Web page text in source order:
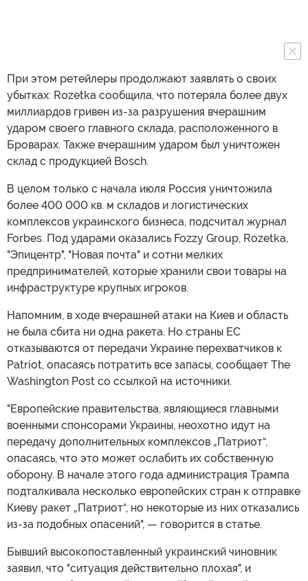
При этом ретейлеры продолжают заявлять о своих
убытках: Rozetka сообщила, что потеряла более двух
миллиардов гривен из-за разрушения вчерашним
ударом своего главного склада, расположенного в
Броварах. Также вчерашним ударом был уничтожен
склад с продукцией Bosch.
В целом только с начала июля Россия уничтожила
более 400 000 кв. м складов и логистических
комплексов украинского бизнеса, подсчитал журнал
Forbes. Под ударами оказались Fozzy Group, Rozetka,
"Эпицентр", "Новая почта" и сотни мелких
предпринимателей, которые хранили свои товары на
инфраструктуре крупных игроков.
Напомним, в ходе вчерашней атаки на Киев и область
не была сбита ни одна ракета. Но страны ЕС
отказываются от передачи Украине перехватчиков к
Patriot, опасаясь потратить все запасы, сообщает The
Washington Post со ссылкой на источники.
"Европейские правительства, являющиеся главными
военными спонсорами Украины, неохотно идут на
передачу дополнительных комплексов „Патриот“,
опасаясь, что это может ослабить их собственную
оборону. В начале этого года администрация Трампа
подталкивала несколько европейских стран к отправке
Киеву ракет „Патриот“, но некоторые из них отказались
из-за подобных опасений", — говорится в статье.
Бывший высокопоставленный украинский чиновник
заявил, что "ситуация действительно плохая", и